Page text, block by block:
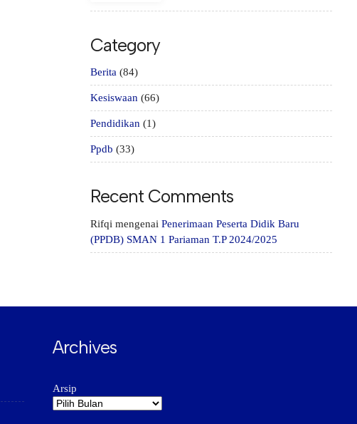
Category
Berita (84)
Kesiswaan (66)
Pendidikan (1)
Ppdb (33)
Recent Comments
Rifqi mengenai Penerimaan Peserta Didik Baru
(PPDB) SMAN 1 Pariaman T.P 2024/2025
Archives
Arsip